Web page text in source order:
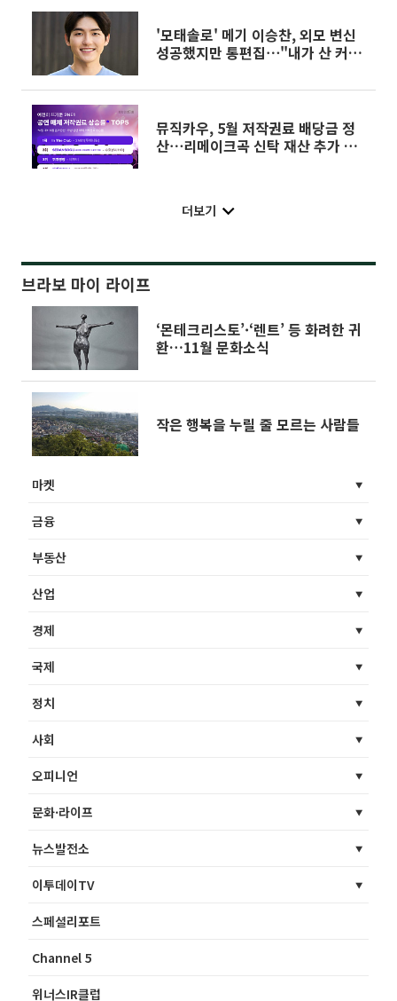
'모태솔로' 메기 이승찬, 외모 변신
성공했지만 통편집⋯"내가 산 커피
뮤직카우, 5월 저작권료 배당금 정
산⋯리메이크곡 신탁 재산 추가 완
더보기
브라보 마이 라이프
‘몬테크리스토’·‘렌트’ 등 화려한 귀
환…11월 문화소식
작은 행복을 누릴 줄 모르는 사람들
마켓
금융
부동산
산업
경제
국제
정치
사회
오피니언
문화·라이프
뉴스발전소
이투데이TV
스페셜리포트
Channel 5
위너스IR클럽